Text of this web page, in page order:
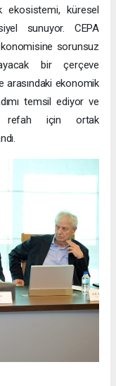
ekosistemi, küresel
sunuyor. CEPA
sorunsuz
bir çerçeve
arasındaki ekonomik
temsil ediyor ve
refah için ortak